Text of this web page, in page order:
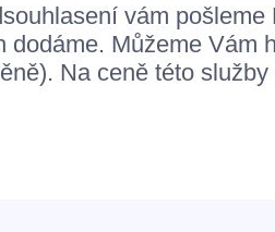
vám pošleme
Můžeme Vám
Na ceně této